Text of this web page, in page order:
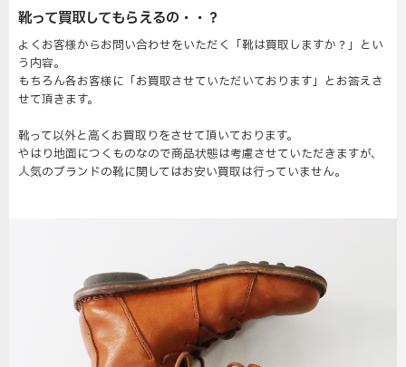
靴って買取してもらえるの・・？
よくお客様からお問い合わせをいただく「靴は買取しますか？」とい
う内容。
もちろん各お客様に「お買取させていただいております」とお答えさ
せて頂きます。
靴って以外と高くお買取りをさせて頂いております。
やはり地面につくものなので商品状態は考慮させていただきますが、
人気のブランドの靴に関してはお安い買取は行っていません。